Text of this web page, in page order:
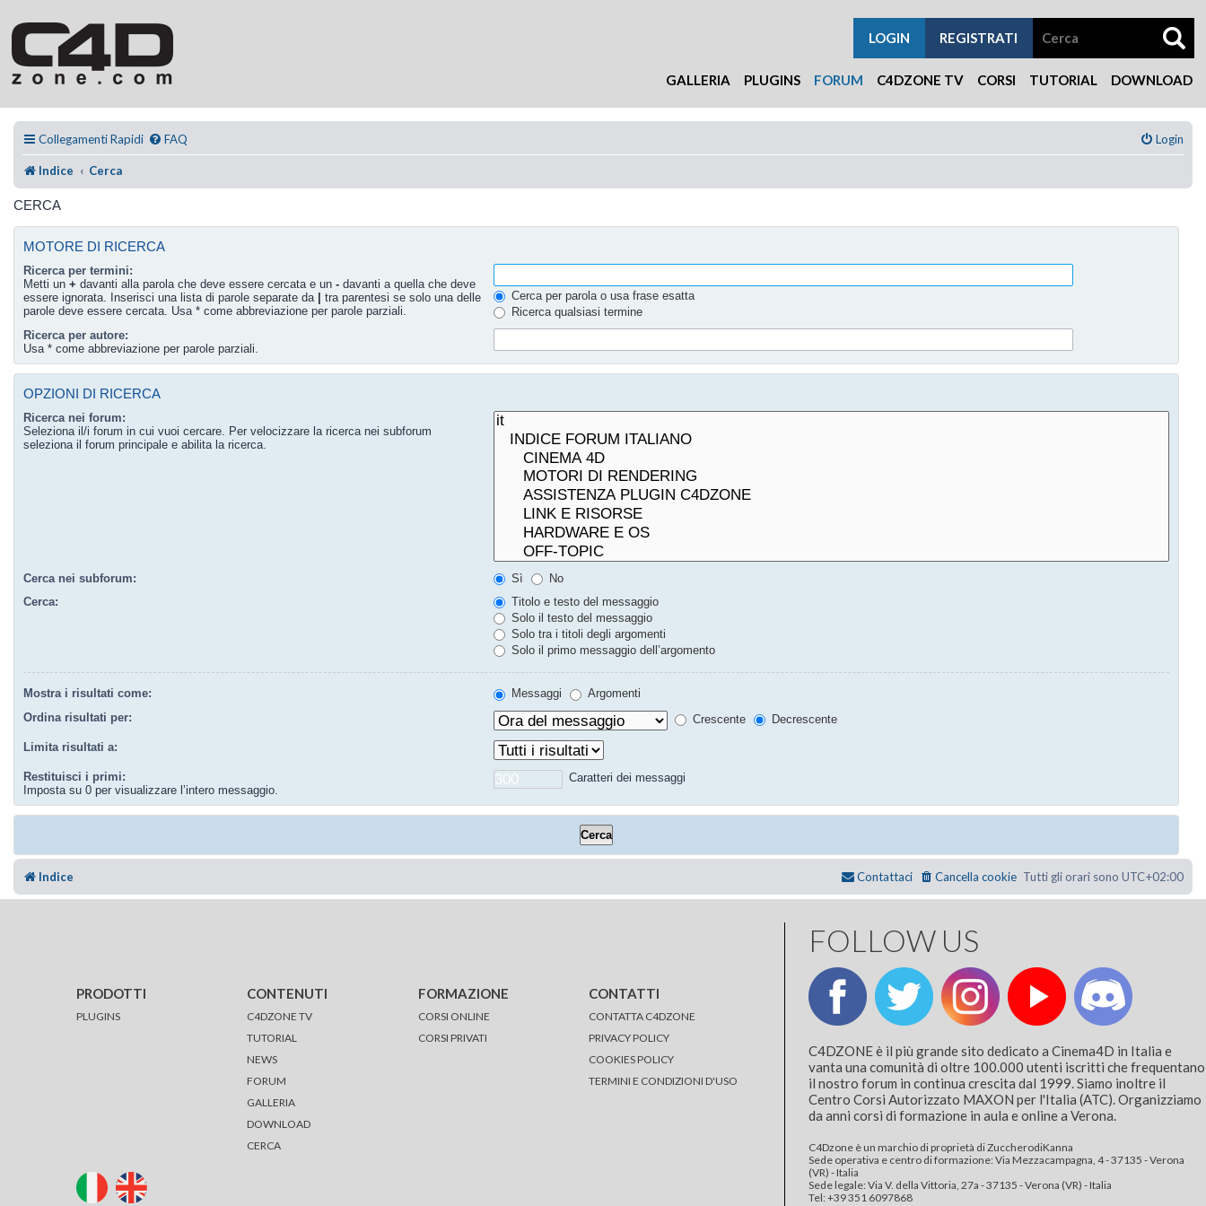
GALLERIA PLUGINS FORUM C4DZONE TV CORSI TUTORIAL DOWNLOAD
REGISTRATI
LOGIN
Collegamenti Rapidi FAQ Login
Indice Cerca
CERCA
MOTORE DI RICERCA
Ricerca per termini:
Metti un + davanti alla parola che deve essere cercata e un - davanti a quella che deve
essere ignorata. Inserisci una lista di parole separate da
tra parentesi se solo una delle
parole deve essere cercata. Usa * come abbreviazione per parole parziali.
Cerca per parola o usa frase esatta
Ricerca qualsiasi termine
Ricerca per autore:
Usa * come abbreviazione per parole parziali.
OPZIONI DI RICERCA
Ricerca nei forum:
Seleziona il/i forum in cui vuoi cercare. Per velocizzare la ricerca nei subforum
seleziona il forum principale e abilita la ricerca.
Cerca nei subforum: Sì
No
Cerca:
Titolo e testo del messaggio
Solo il testo del messaggio
Solo tra i titoli degli argomenti
Solo il primo messaggio dell’argomento
Mostra i risultati come: Messaggi
Argomenti
Ordina risultati per:
Crescente Decrescente
Limita risultati a:
Restituisci i primi:
Imposta su 0 per visualizzare l’intero messaggio.
Caratteri dei messaggi
Indice Tutti gli orari sono UTC+02:00
Cancella cookie
Contattaci
PRODOTTI
PLUGINS
CONTENUTI
C4DZONE TV
TUTORIAL
NEWS
FORUM
GALLERIA
DOWNLOAD
CERCA
FORMAZIONE
CORSI ONLINE
CORSI PRIVATI
CONTATTI
CONTATTA C4DZONE
PRIVACY POLICY
COOKIES POLICY
TERMINI E CONDIZIONI D'USO
FOLLOW US
C4DZONE è il più grande sito dedicato a Cinema4D in Italia e
vanta una comunità di oltre 100.000 utenti iscritti che frequentano
il nostro forum in continua crescita dal 1999. Siamo inoltre il
Centro Corsi Autorizzato MAXON per l'Italia (ATC). Organizziamo
da anni corsi di formazione in aula e online a Verona.
C4Dzone è un marchio di proprietà di ZuccherodiKanna
Sede operativa e centro di formazione: Via Mezzacampagna, 4 - 37135 - Verona
(VR) - Italia
Sede legale: Via V. della Vittoria, 27a - 37135 - Verona (VR) - Italia
Tel: +39 351 6097868‬